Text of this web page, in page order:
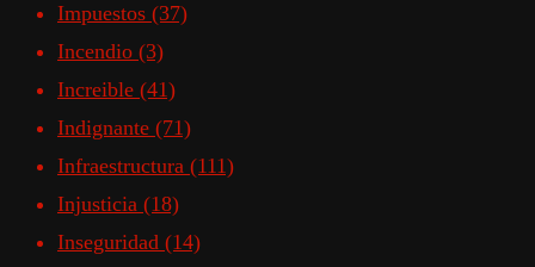
Impuestos (37)
Incendio (3)
Increible (41)
Indignante (71)
Infraestructura (111)
Injusticia (18)
Inseguridad (14)